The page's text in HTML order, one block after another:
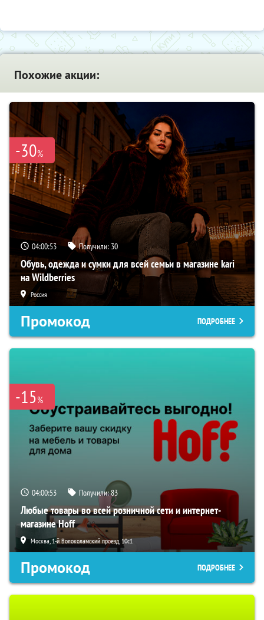
Похожие акции:
-30%
04:00:52 Получили: 30
Обувь, одежда и сумки для всей семьи в магазине kari
на Wildberries
Россия
Промокод ПОДРОБНЕЕ
-15%
04:00:52 Получили:83
Любые товары во всей розничной сети и интернет-
магазине Hoff
Москва, 1-й Волоколамский проезд, 10с1
Промокод ПОДРОБНЕЕ